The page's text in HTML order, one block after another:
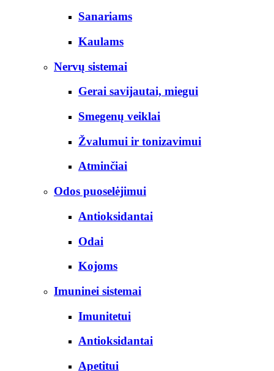
Sanariams
Kaulams
Nervų sistemai
Gerai savijautai, miegui
Smegenų veiklai
Žvalumui ir tonizavimui
Atminčiai
Odos puoselėjimui
Antioksidantai
Odai
Kojoms
Imuninei sistemai
Imunitetui
Antioksidantai
Apetitui